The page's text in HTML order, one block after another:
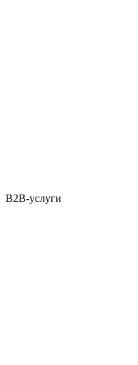
B2B-услуги